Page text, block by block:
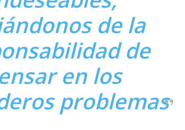
de la
de
en los
problemas